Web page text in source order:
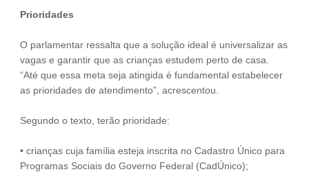
Prioridades
O parlamentar ressalta que a solução ideal é universalizar as
vagas e garantir que as crianças estudem perto de casa.
“Até que essa meta seja atingida é fundamental estabelecer
as prioridades de atendimento”, acrescentou.
Segundo o texto, terão prioridade:
• crianças cuja família esteja inscrita no Cadastro Único para
Programas Sociais do Governo Federal (CadÚnico);